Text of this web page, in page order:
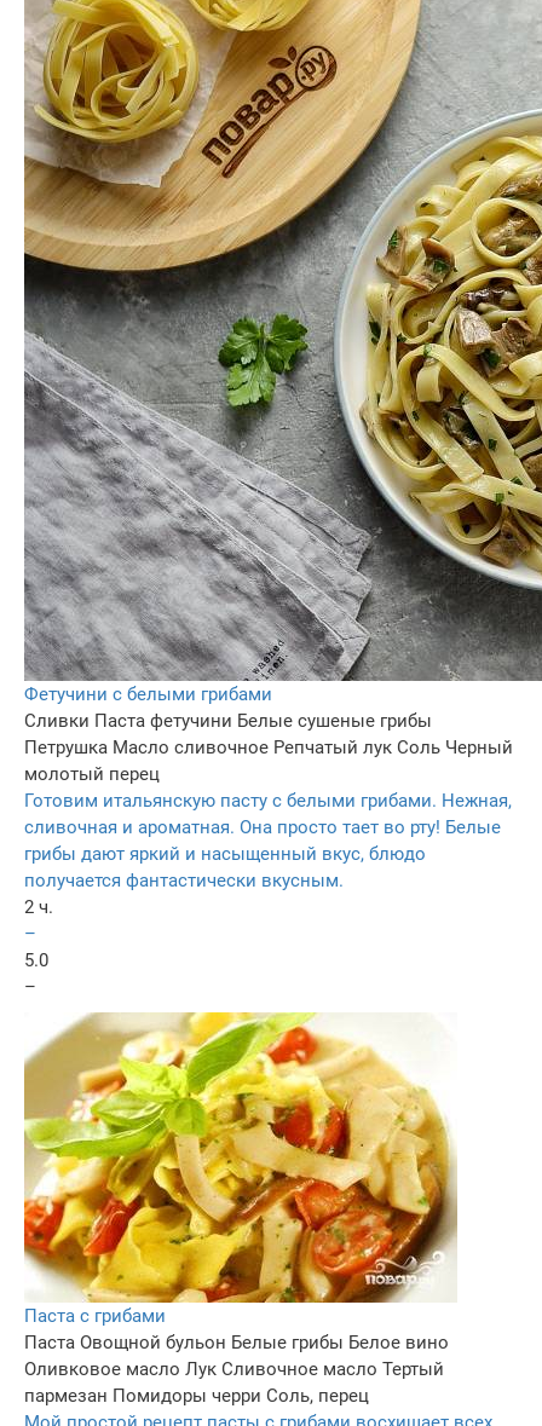
Фетучини с белыми грибами
Сливки Паста фетучини Белые сушеные грибы
Петрушка Масло сливочное Репчатый лук Соль Черный
молотый перец
Готовим итальянскую пасту с белыми грибами. Нежная,
сливочная и ароматная. Она просто тает во рту! Белые
грибы дают яркий и насыщенный вкус, блюдо
получается фантастически вкусным.
2 ч.
–
5.0
–
Паста с грибами
Паста Овощной бульон Белые грибы Белое вино
Оливковое масло Лук Сливочное масло Тертый
пармезан Помидоры черри Соль, перец